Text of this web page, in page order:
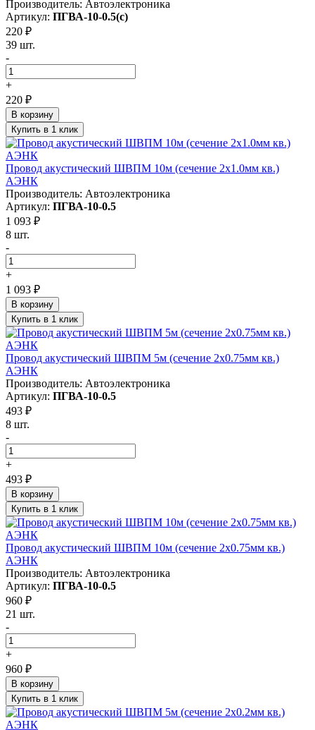
Производитель: Автоэлектроника
Артикул: ПГВА-10-0.5(с)
220 ₽
39 шт.
-
+
220 ₽
В корзину
Купить в 1 клик
Провод акустический ШВПМ 10м (сечение 2х1.0мм кв.)
АЭНК
Производитель: Автоэлектроника
Артикул: ПГВА-10-0.5
1 093 ₽
8 шт.
-
+
1 093 ₽
В корзину
Купить в 1 клик
Провод акустический ШВПМ 5м (сечение 2х0.75мм кв.)
АЭНК
Производитель: Автоэлектроника
Артикул: ПГВА-10-0.5
493 ₽
8 шт.
-
+
493 ₽
В корзину
Купить в 1 клик
Провод акустический ШВПМ 10м (сечение 2х0.75мм кв.)
АЭНК
Производитель: Автоэлектроника
Артикул: ПГВА-10-0.5
960 ₽
21 шт.
-
+
960 ₽
В корзину
Купить в 1 клик